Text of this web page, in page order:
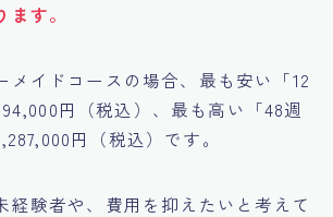
す。
メイドコースの場合、最も安い「12
円（税込）、最も高い「48週
円（税込）です。
経験者や、費用を抑えたいと考えて